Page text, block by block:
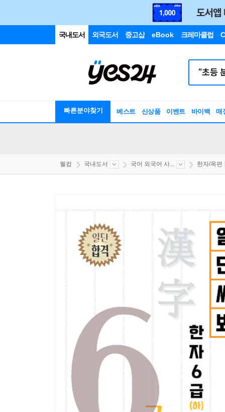
국내도서 외국도서 중고샵 eBook 크레마클럽
빠른분야찾기 베스트 신상품 이벤트 바이백 매
웰컴 국내도서 국어 외국어 사... 한자/옥편